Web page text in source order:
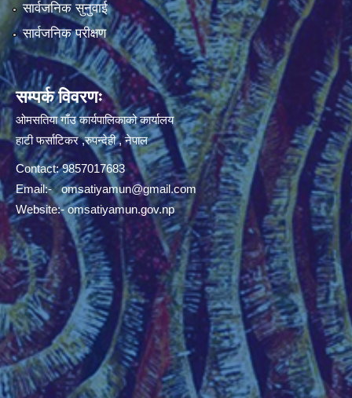
सार्वजनिक सुनुवाई
सार्वजनिक परीक्षण
सम्पर्क विवरणः
ओमसतिया गाँउ कार्यपालिकाको कार्यालय
हाटी फर्साटिकर ,रुपन्देही , नेपाल
Contact: 9857017683
Email:-omsatiyamun@gmail.com
Website:- omsatiyamun.gov.np